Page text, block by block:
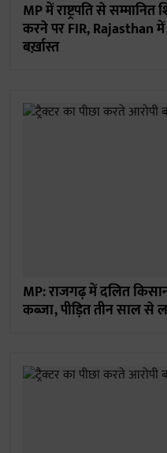
MP में राष्ट्रपति से
करने पर FIR, Rajasthan
बर्ख़ास्त
MP: राजगढ़ में दलित
कब्जा, पीड़ित तीन साल से